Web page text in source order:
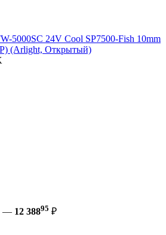
5000SC 24V Cool SP7500-Fish 10mm
(Arlight, Открытый)
— 12 38895 ₽